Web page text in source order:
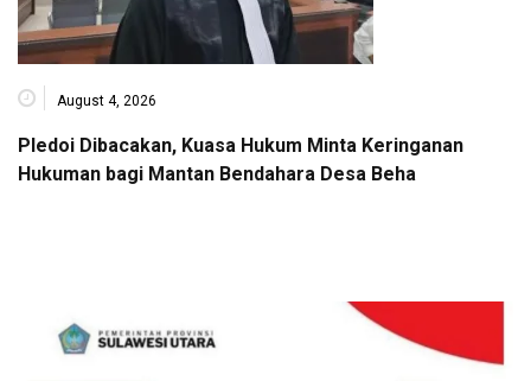
August 4, 2026
Pledoi Dibacakan, Kuasa Hukum Minta Keringanan
Hukuman bagi Mantan Bendahara Desa Beha